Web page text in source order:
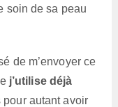
soin de sa peau
de m’envoyer ce
j’utilise déjà
pour autant avoir